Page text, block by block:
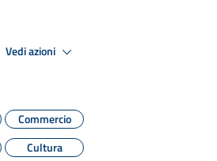
Vedi azioni
Commercio
Cultura